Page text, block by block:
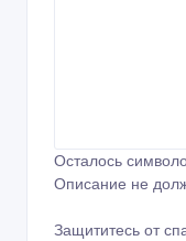
Осталось
Описание не
Защититесь от